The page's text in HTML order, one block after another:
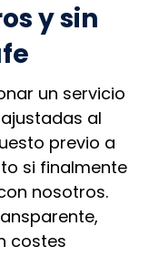
y sin
un servicio
al
previo a
si finalmente
nosotros.
costes